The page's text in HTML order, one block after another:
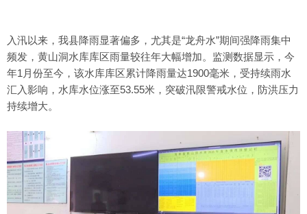
入汛以来，我县降雨显著偏多，尤其是“龙舟水”期间强降雨集中
频发，黄山洞水库库区雨量较往年大幅增加。监测数据显示，今
年1月份至今，该水库库区累计降雨量达1900毫米，受持续雨水
汇入影响，水库水位涨至53.55米，突破汛限警戒水位，防洪压力
持续增大。